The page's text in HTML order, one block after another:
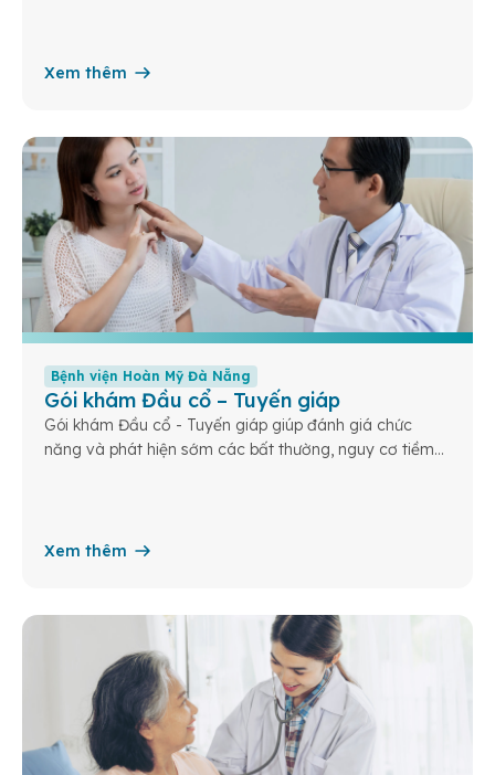
Xem thêm
Bệnh viện Hoàn Mỹ Đà Nẵng
Gói khám Đầu cổ – Tuyến giáp
Gói khám Đầu cổ - Tuyến giáp giúp đánh giá chức
năng và phát hiện sớm các bất thường, nguy cơ tiềm
Xem thêm